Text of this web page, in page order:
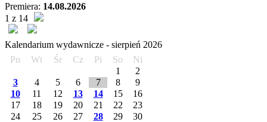
Premiera: 14.08.2026
1 z 14
Kalendarium wydawnicze - sierpień 2026
Pn
Wt Śr Cz Pi So
Ni
1
2
3
4 5 6 7 8
9
10
11 12 13 14 15
16
17
18 19 20 21 22
23
24
25 26 27 28 29
30